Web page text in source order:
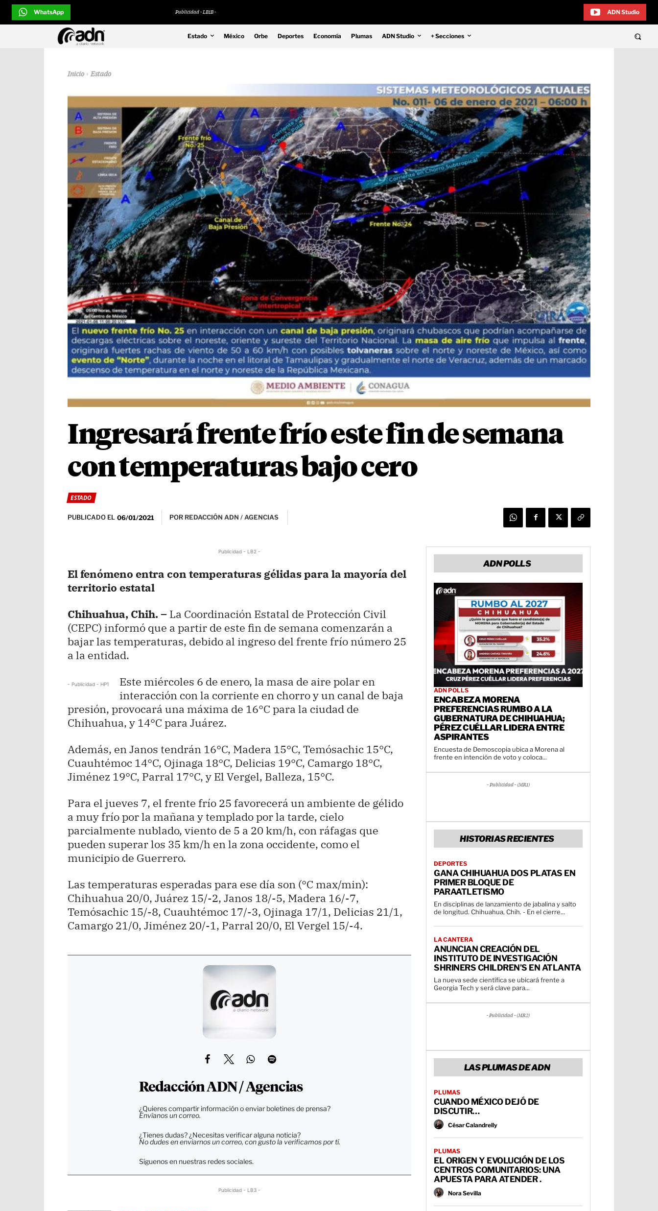
WhatsApp Publicidad - LB1B - ADN Studio
Estado México Orbe Deportes Economía Plumas ADN Studio + Secciones
Inicio Estado
Ingresará frente frío este fin de semana
con temperaturas bajo cero
ESTADO
PUBLICADO EL 06/01/2021 POR REDACCIÓN ADN / AGENCIAS
Publicidad - LB2 -
El fenómeno entra con temperaturas gélidas para la mayoría del
territorio estatal
Chihuahua, Chih. – La Coordinación Estatal de Protección Civil
(CEPC) informó que a partir de este fin de semana comenzarán a
bajar las temperaturas, debido al ingreso del frente frío número 25
a la entidad.
- Publicidad - HP1
Este miércoles 6 de enero, la masa de aire polar en
interacción con la corriente en chorro y un canal de baja
presión, provocará una máxima de 16°C para la ciudad de
Chihuahua, y 14°C para Juárez.
Además, en Janos tendrán 16°C, Madera 15°C, Temósachic 15°C,
Cuauhtémoc 14°C, Ojinaga 18°C, Delicias 19°C, Camargo 18°C,
Jiménez 19°C, Parral 17°C, y El Vergel, Balleza, 15°C.
Para el jueves 7, el frente frío 25 favorecerá un ambiente de gélido
a muy frío por la mañana y templado por la tarde, cielo
parcialmente nublado, viento de 5 a 20 km/h, con ráfagas que
pueden superar los 35 km/h en la zona occidente, como el
municipio de Guerrero.
Las temperaturas esperadas para ese día son (°C max/min):
Chihuahua 20/0, Juárez 15/-2, Janos 18/-5, Madera 16/-7,
Temósachic 15/-8, Cuauhtémoc 17/-3, Ojinaga 17/1, Delicias 21/1,
Camargo 21/0, Jiménez 20/-1, Parral 20/0, El Vergel 15/-4.
Redacción ADN / Agencias
¿Quieres compartir información o enviar boletines de prensa?
Envíanos un correo.
¿Tienes dudas? ¿Necesitas verificar alguna noticia?
No dudes en enviarnos un correo, con gusto la verificamos por tí.
Síguenos en nuestras redes sociales.
Publicidad - LB3 -
ADN POLLS
ADN POLLS
ENCABEZA MORENA
PREFERENCIAS RUMBO A LA
GUBERNATURA DE CHIHUAHUA;
PÉREZ CUÉLLAR LIDERA ENTRE
ASPIRANTES
Encuesta de Demoscopia ubica a Morena al
frente en intención de voto y coloca...
- Publicidad - (MR1)
HISTORIAS RECIENTES
DEPORTES
GANA CHIHUAHUA DOS PLATAS EN
PRIMER BLOQUE DE
PARAATLETISMO
En disciplinas de lanzamiento de jabalina y salto
de longitud. Chihuahua, Chih. - En el cierre...
LA CANTERA
ANUNCIAN CREACIÓN DEL
INSTITUTO DE INVESTIGACIÓN
SHRINERS CHILDREN’S EN ATLANTA
La nueva sede científica se ubicará frente a
Georgia Tech y será clave para...
- Publicidad - (MR2)
LAS PLUMAS DE ADN
PLUMAS
CUANDO MÉXICO DEJÓ DE
DISCUTIR…
César Calandrelly
PLUMAS
EL ORIGEN Y EVOLUCIÓN DE LOS
CENTROS COMUNITARIOS: UNA
APUESTA PARA ATENDER .
Nora Sevilla